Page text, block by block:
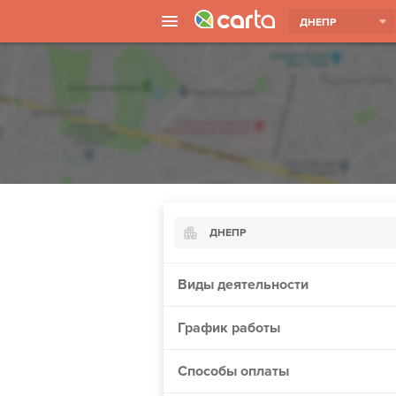
ДНЕПР
ДНЕПР
Борисполь
Виды деятельности
График работы
Способы оплаты